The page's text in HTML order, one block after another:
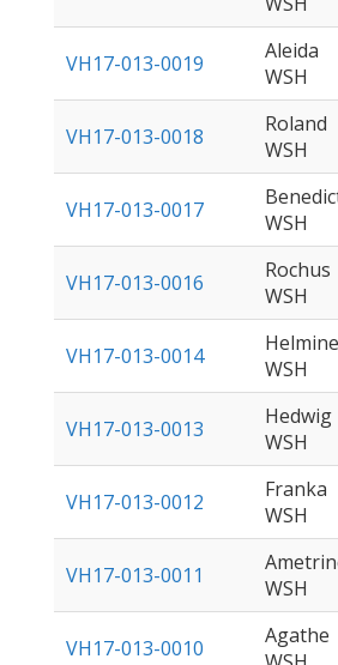
VH17-013-0019
Aleida
WSH
VH17-013-0018
Roland
WSH
VH17-013-0017
WSH
VH17-013-0016
Rochus
WSH
VH17-013-0014
Helmine
WSH
VH17-013-0013
Hedwig
WSH
VH17-013-0012
Franka
WSH
VH17-013-0011
WSH
VH17-013-0010
Agathe